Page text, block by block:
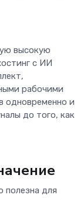
высокую
с ИИ
рабочими
одновременно и
до того, как
полезна для